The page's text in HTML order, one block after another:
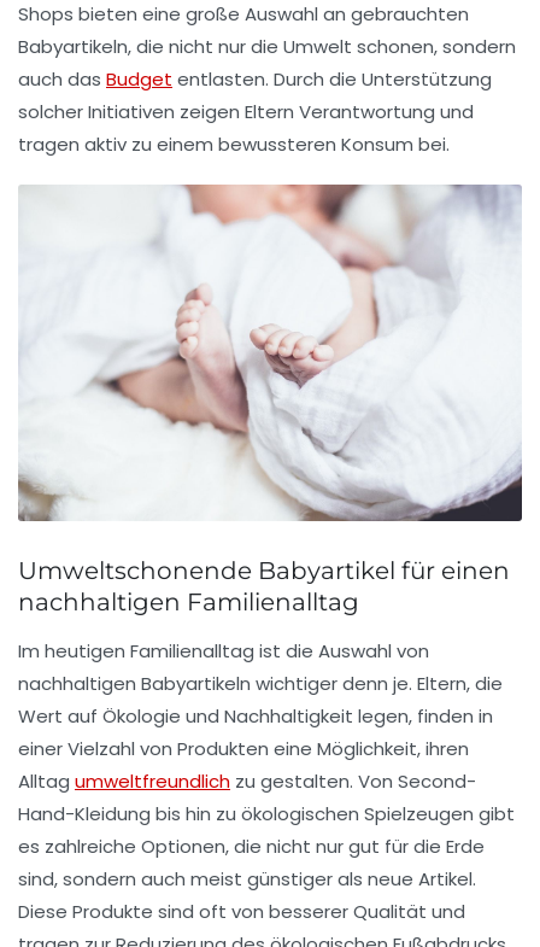
Shops bieten eine große Auswahl an gebrauchten
Babyartikeln, die nicht nur die Umwelt schonen, sondern
auch das Budget entlasten. Durch die Unterstützung
solcher Initiativen zeigen Eltern Verantwortung und
tragen aktiv zu einem bewussteren Konsum bei.
Umweltschonende Babyartikel für einen
nachhaltigen Familienalltag
Im heutigen Familienalltag ist die Auswahl von
nachhaltigen Babyartikeln wichtiger denn je. Eltern, die
Wert auf Ökologie und Nachhaltigkeit legen, finden in
einer Vielzahl von Produkten eine Möglichkeit, ihren
Alltag umweltfreundlich zu gestalten. Von Second-
Hand-Kleidung bis hin zu ökologischen Spielzeugen gibt
es zahlreiche Optionen, die nicht nur gut für die Erde
sind, sondern auch meist günstiger als neue Artikel.
Diese Produkte sind oft von besserer Qualität und